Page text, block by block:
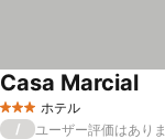
3 ホテルのランク
ホテル
Casa Marcial料
/ ユーザー評価はあり